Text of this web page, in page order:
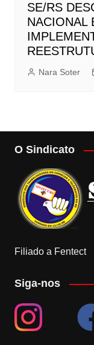
SE/RS
NACIONAL
Nara Soter
O Sindicato
Filiado a Fentect
Siga-nos